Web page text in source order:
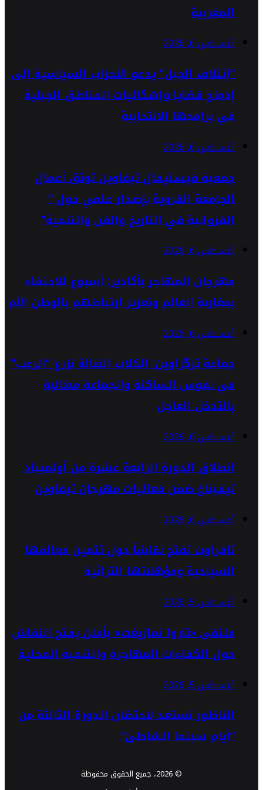
المغربية
أغسطس 6, 2026
“إئتلاف الجبل” يدعو الأحزاب السياسية إلى
إدماج قضايا وإشكاليات المناطق الجبلية
في برامجها الانتخابية
أغسطس 6, 2026
جمعية فيستيفال تيفاوين توثق أعمال
الجامعة القروية بإصدار علمي حول ”
القروانية في التاريخ والفن والتنمية”
أغسطس 6, 2026
مهرجان المهاجر بأكادير: أسبوع للاحتفاء
بمغاربة العالم وتعزيز ارتباطهم بالوطن الأم
أغسطس 6, 2026
جماعة تزگزاوين: الكلاب الضالة تزرع “الرعب”
في نفوس الساكنة والجماعة مطالبة
بالتدخل العاجل
أغسطس 6, 2026
انطلاق الدورة الرابعة عشرة من أولمبياد
تيفيناغ ضمن فعاليات مهرجان تيفاوين
أغسطس 6, 2026
تافراوت تفتح نقاشاً حول تثمين معالمها
السياحية ومؤهلاتها التراثية
أغسطس 5, 2026
ملتقى «تاروا تمازيغت» بأملن يفتح النقاش
حول الكفاءات المهاجرة والتنمية المحلية
أغسطس 5, 2026
الناظور تستعد لاحتضان الدورة الثالثة من
“أيام سينما الشاطئ”
© 2026، جميع الحقوق محفوظة